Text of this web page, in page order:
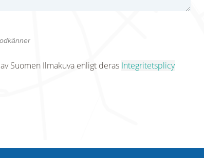
Suomen Ilmakuva enligt deras Integritetsplicy